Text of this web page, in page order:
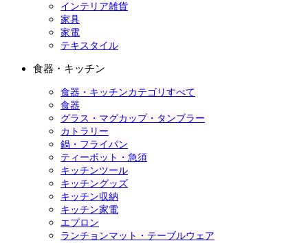
インテリア雑貨
家具
家電
テキスタイル
食器・キッチン
食器・キッチンカテゴリすべて
食器
グラス・マグカップ・タンブラー
カトラリー
鍋・フライパン
ティーポット・急須
キッチンツール
キッチングッズ
キッチン収納
キッチン家電
エプロン
ランチョンマット・テーブルウェア